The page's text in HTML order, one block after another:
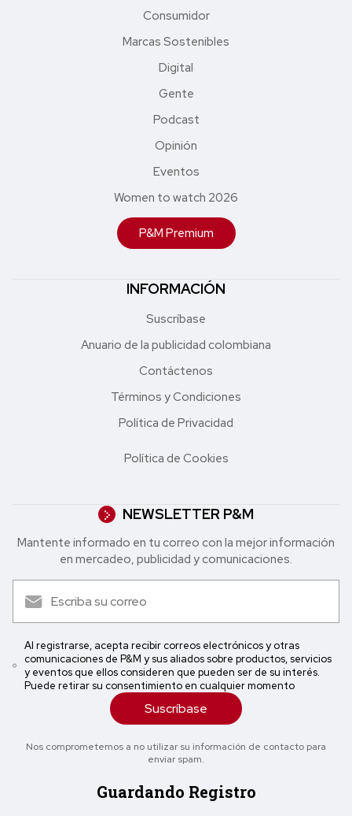
Consumidor
Marcas Sostenibles
Digital
Gente
Podcast
Opinión
Eventos
Women to watch 2026
P&M Premium
INFORMACIÓN
Suscríbase
Anuario de la publicidad colombiana
Contáctenos
Términos y Condiciones
Política de Privacidad
Política de Cookies
NEWSLETTER P&M
Mantente informado en tu correo con la mejor in formación
en mercadeo, publicidad y comunicaciones.
Al registrarse, acepta recibir correos electrónicos y otras
comunicaciones de P&M y sus aliados sobre productos, servicios
y eventos que ellos consideren que pueden ser de su interés.
Puede retirar su consentimiento en cualquier momento
Suscríbase
Nos comprometemos a no utilizar su información de contacto para
enviar spam.
Guardando Registro